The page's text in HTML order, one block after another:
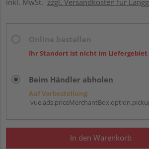
Ihr Standort ist nicht im Liefergebiet
Beim Händler abholen
Auf Vorbestellung:
In den Warenkorb